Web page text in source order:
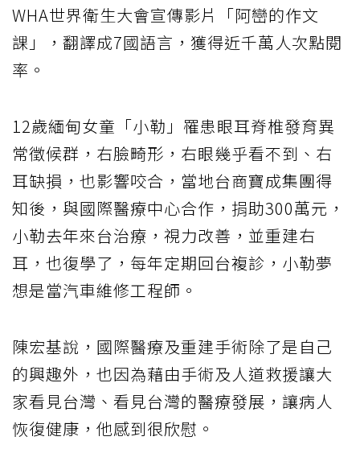
WHA世界衛生大會宣傳影片「阿巒的作文
課」，翻譯成7國語言，獲得近千萬人次點閱
率。
12歲緬甸女童「小勒」罹患眼耳脊椎發育異
常徵候群，右臉畸形，右眼幾乎看不到、右
耳缺損，也影響咬合，當地台商寶成集團得
知後，與國際醫療中心合作，捐助300萬元，
小勒去年來台治療，視力改善，並重建右
耳，也復學了，每年定期回台複診，小勒夢
想是當汽車維修工程師。
陳宏基說，國際醫療及重建手術除了是自己
的興趣外，也因為藉由手術及人道救援讓大
家看見台灣、看見台灣的醫療發展，讓病人
恢復健康，他感到很欣慰。